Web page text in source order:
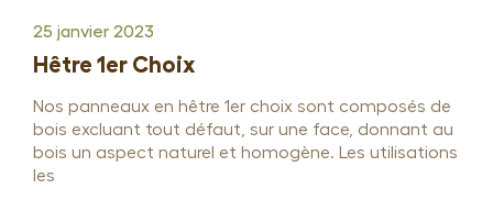
Hêtre 1er Choix
25 janvier 2023
Nos panneaux en hêtre 1er choix sont composés de
bois excluant tout défaut, sur une face, donnant au
bois un aspect naturel et homogène. Les utilisations
les